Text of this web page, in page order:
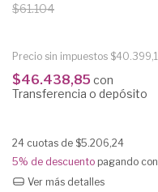
$61.104
Precio sin impuestos
$46.438,85 con
Transferencia o depósito
24 cuotas de $5.206,24
5% de descuento pagando
Ver más detalles